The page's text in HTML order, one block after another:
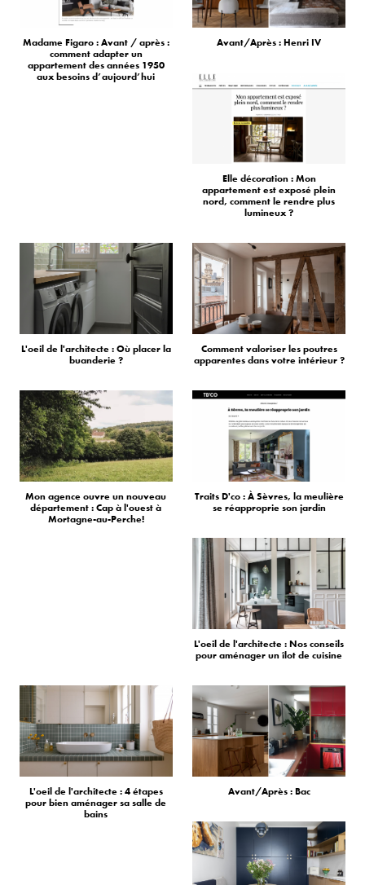
Madame Figaro : Avant / après :
comment adapter un
appartement des années 1950
aux besoins d’aujourd’hui
Avant/Après : Henri IV
Elle décoration : Mon
appartement est exposé plein
nord, comment le rendre plus
lumineux ?
L'oeil de l'architecte : Où placer la
buanderie ?
Comment valoriser les poutres
apparentes dans votre intérieur ?
Mon agence ouvre un nouveau
département : Cap à l'ouest à
Mortagne-au-Perche!
Traits D'co : À Sèvres, la meulière
se réapproprie son jardin
L'oeil de l'architecte : Nos conseils
pour aménager un îlot de cuisine
L'oeil de l'architecte : 4 étapes
pour bien aménager sa salle de
bains
Avant/Après : Bac